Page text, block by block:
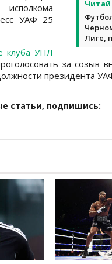
Лиге,
УАФ 25
клуба УПЛ
за созыв
президента
статьи, подпишись: